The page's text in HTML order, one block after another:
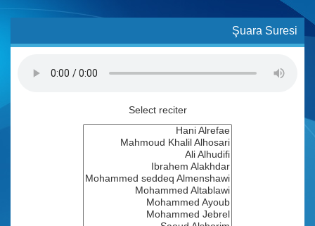
Şuara Suresi
Select reciter